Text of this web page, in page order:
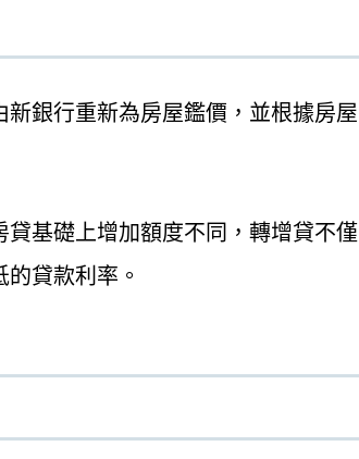
銀行重新為房屋鑑價，並根據房屋
貸基礎上增加額度不同，轉增貸不僅
貸款利率。